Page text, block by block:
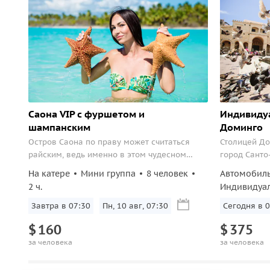
Саона VIP с фуршетом и
шампанским
Остров Саона по праву может считаться
райским, ведь именно в этом чудесном
«Баунти». Как известно, маркетологи
активно использовали словосочетание
«райское наслаждение»...
На катере Мини группа
8 человек
2 ч.
Завтра в 07:30 Пн, 10 авг, 07:30
$160
за человека
Доминго
Столицей
город
Доминиканы
туриста,
потеряли
Сегодня в
$375
за человека